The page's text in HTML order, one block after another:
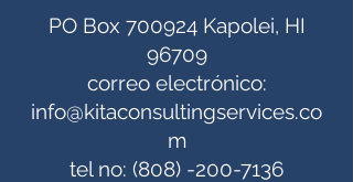
PO Box 700924 Kapolei, HI
96709
correo electrónico:
info@kitaconsultingservices.co
m
tel no: (808) -200-7136